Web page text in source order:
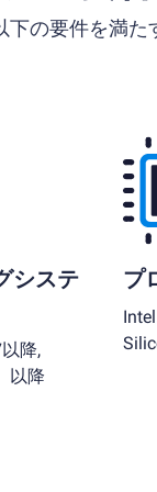
下の要件を満た
システ
降,
以降
プ